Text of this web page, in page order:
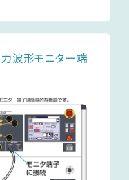
波形モニター端